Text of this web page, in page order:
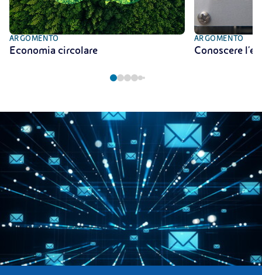
ARGOMENTO
Economia circolare
ARGOMENTO
Conoscere